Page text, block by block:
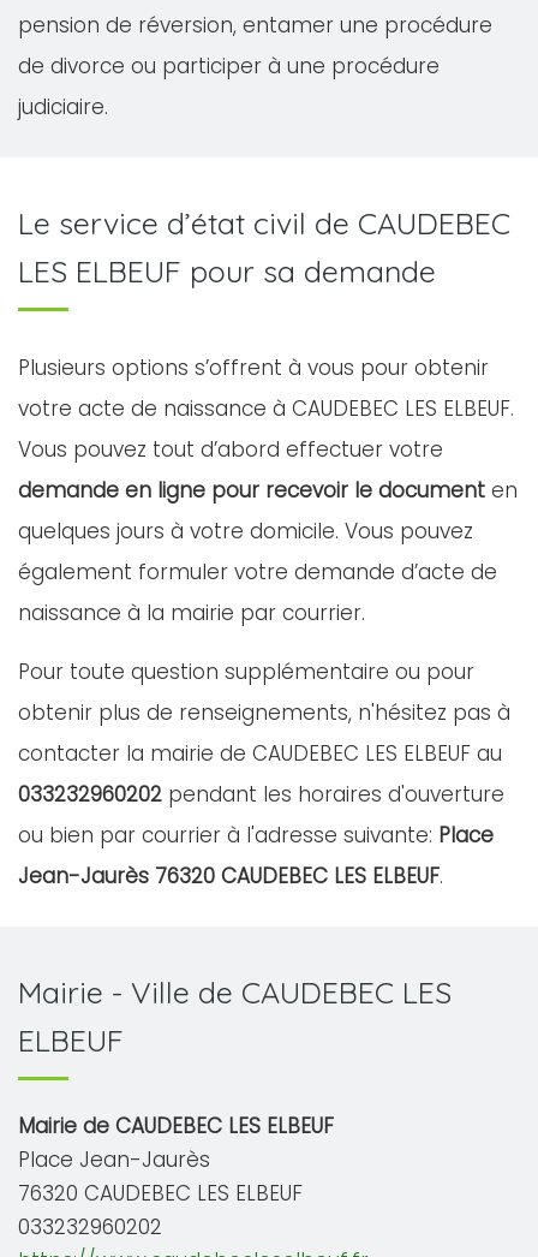
pension de réversion, entamer une procédure
de divorce ou participer à une procédure
judiciaire.
Le service d’état civil de CAUDEBEC
LES ELBEUF pour sa demande
Plusieurs options s’offrent à vous pour obtenir
votre acte de naissance à CAUDEBEC LES ELBEUF.
Vous pouvez tout d’abord effectuer votre
demande en ligne pour recevoir le document en
quelques jours à votre domicile. Vous pouvez
également formuler votre demande d’acte de
naissance à la mairie par courrier.
Pour toute question supplémentaire ou pour
obtenir plus de renseignements, n'hésitez pas à
contacter la mairie de CAUDEBEC LES ELBEUF au
033232960202 pendant les horaires d'ouverture
ou bien par courrier à l'adresse suivante: Place
Jean-Jaurès 76320 CAUDEBEC LES ELBEUF.
Mairie - Ville de CAUDEBEC LES
ELBEUF
Mairie de CAUDEBEC LES ELBEUF
Place Jean-Jaurès
76320 CAUDEBEC LES ELBEUF
033232960202